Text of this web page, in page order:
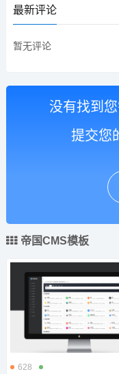
最新评论
暂无评论
没有找到
提交您
帝国CMS模板
628